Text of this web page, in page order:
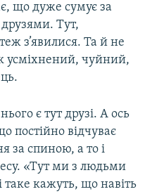
що дуже сумує за
Тут,
з’явилися. Та й не
усміхнений, чуйний,
є тут друзі. А ось
постійно відчуває
за спиною, а то і
«Тут ми з людьми
таке кажуть, що навіть